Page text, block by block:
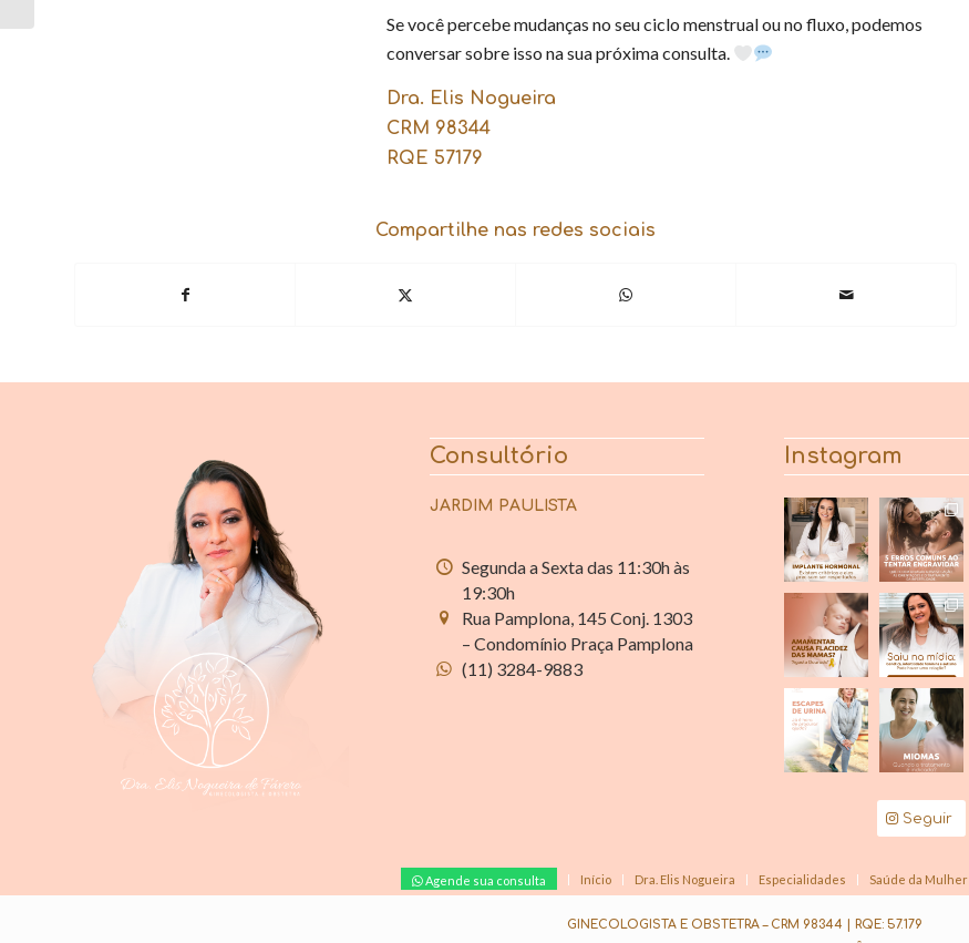
Se você percebe mudanças no seu ciclo menstrual ou no fluxo, podemos
conversar sobre isso na sua próxima consulta.
Dra. Elis Nogueira
CRM 98344
RQE 57179
Compartilhe nas redes sociais
Consultório
JARDIM PAULISTA
Segunda a Sexta das 11:30h às
19:30h
Rua Pamplona, 145 Conj. 1303
– Condomínio Praça Pamplona
(11) 3284-9883
Instagram
Seguir
GINECOLOGISTA E OBSTETRA – CRM 98344 | RQE: 57.179
Agende sua consulta Início Dra. Elis Nogueira Especialidades Saúde da Mulher